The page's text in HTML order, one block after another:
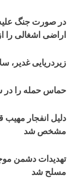
در صورت جنگ
اراضی اشغالی را
زیردریایی غدیر،
حماس حمله را در
دلیل انفجار
مشخص شد
تهدیدات دشمن
مسلح شد